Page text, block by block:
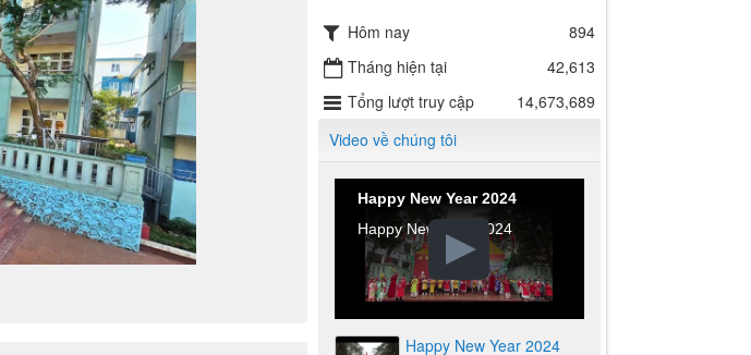
Hôm nay
894
Tháng hiện tại
42,613
Tổng lượt truy cập
14,673,689
Video về chúng tôi
Happy New Year 2024
Happy New Year 2024
Happy New Year 2024